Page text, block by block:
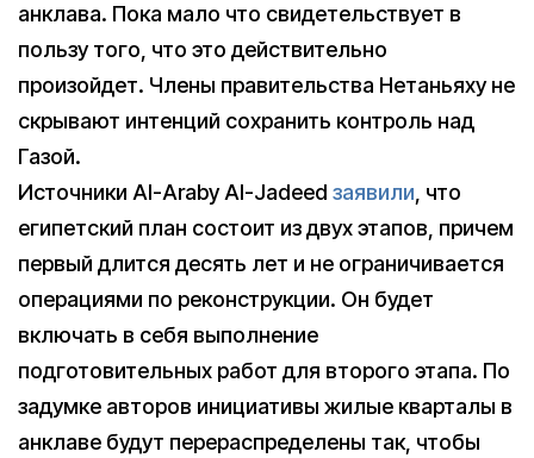
анклава. Пока мало что свидетельствует в
пользу того, что это действительно
произойдет. Члены правительства Нетаньяху не
скрывают интенций сохранить контроль над
Газой.
Источники Al-Araby Al-Jadeed заявили, что
египетский план состоит из двух этапов, причем
первый длится десять лет и не ограничивается
операциями по реконструкции. Он будет
включать в себя выполнение
подготовительных работ для второго этапа. По
задумке авторов инициативы жилые кварталы в
анклаве будут перераспределены так, чтобы